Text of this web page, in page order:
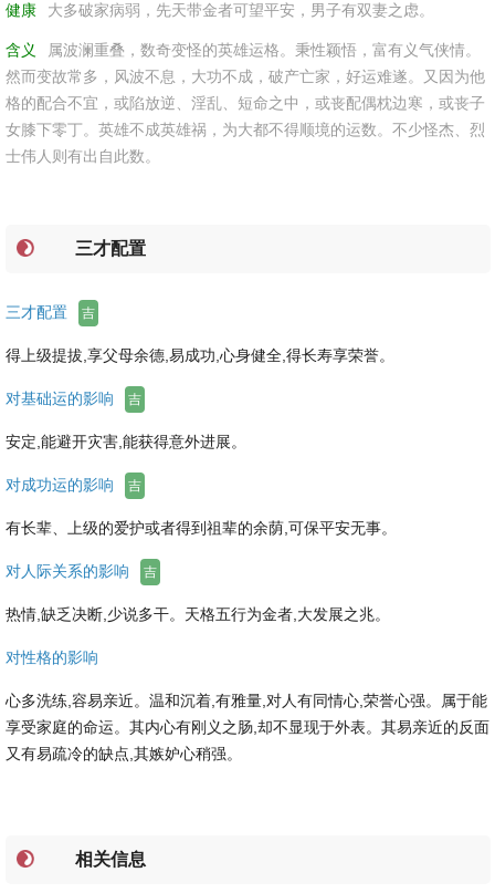
健康 大多破家病弱，先天带金者可望平安，男子有双妻之虑。
含义
属波澜重叠，数奇变怪的英雄运格。秉性颖悟，富有义气侠情。
然而变故常多，风波不息，大功不成，破产亡家，好运难遂。又因为他
格的配合不宜，或陷放逆、淫乱、短命之中，或丧配偶枕边寒，或丧子
女膝下零丁。英雄不成英雄祸，为大都不得顺境的运数。不少怪杰、烈
士伟人则有出自此数。
三才配置
三才配置 吉
得上级提拔,享父母余德,易成功,心身健全,得长寿享荣誉。
对基础运的影响 吉
安定,能避开灾害,能获得意外进展。
对成功运的影响 吉
有长辈、上级的爱护或者得到祖辈的余荫,可保平安无事。
对人际关系的影响 吉
热情,缺乏决断,少说多干。天格五行为金者,大发展之兆。
对性格的影响
心多洗练,容易亲近。温和沉着,有雅量,对人有同情心,荣誉心强。属于能
享受家庭的命运。其内心有刚义之肠,却不显现于外表。其易亲近的反面
又有易疏冷的缺点,其嫉妒心稍强。
相关信息